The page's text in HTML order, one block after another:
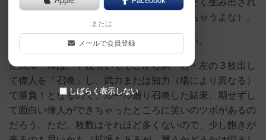
「偉人」の召喚を始めている（写真はさっそく生み出され
た偉人達。絶対「チン〇〇帝」とかになっちゃうよな）。
そもそもこの楽しみ方で良いのかもしれない。
正式ルールは、７枚引いてそこから胴・右・左の３枚出し
て偉人を「召喚」し、武力または知力（場により異なる）
で勝負！となるので、ルール通り召喚した結果、期せずし
て面白い偉人ができちゃったところに笑いのツボがあるの
だろう。ただ、枚数はそれほど多くないので、少し飽きが
または
メールで会員登録
しばらく表示しない